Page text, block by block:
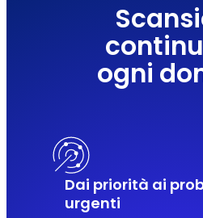
ogni
Dai priorità ai
urgenti